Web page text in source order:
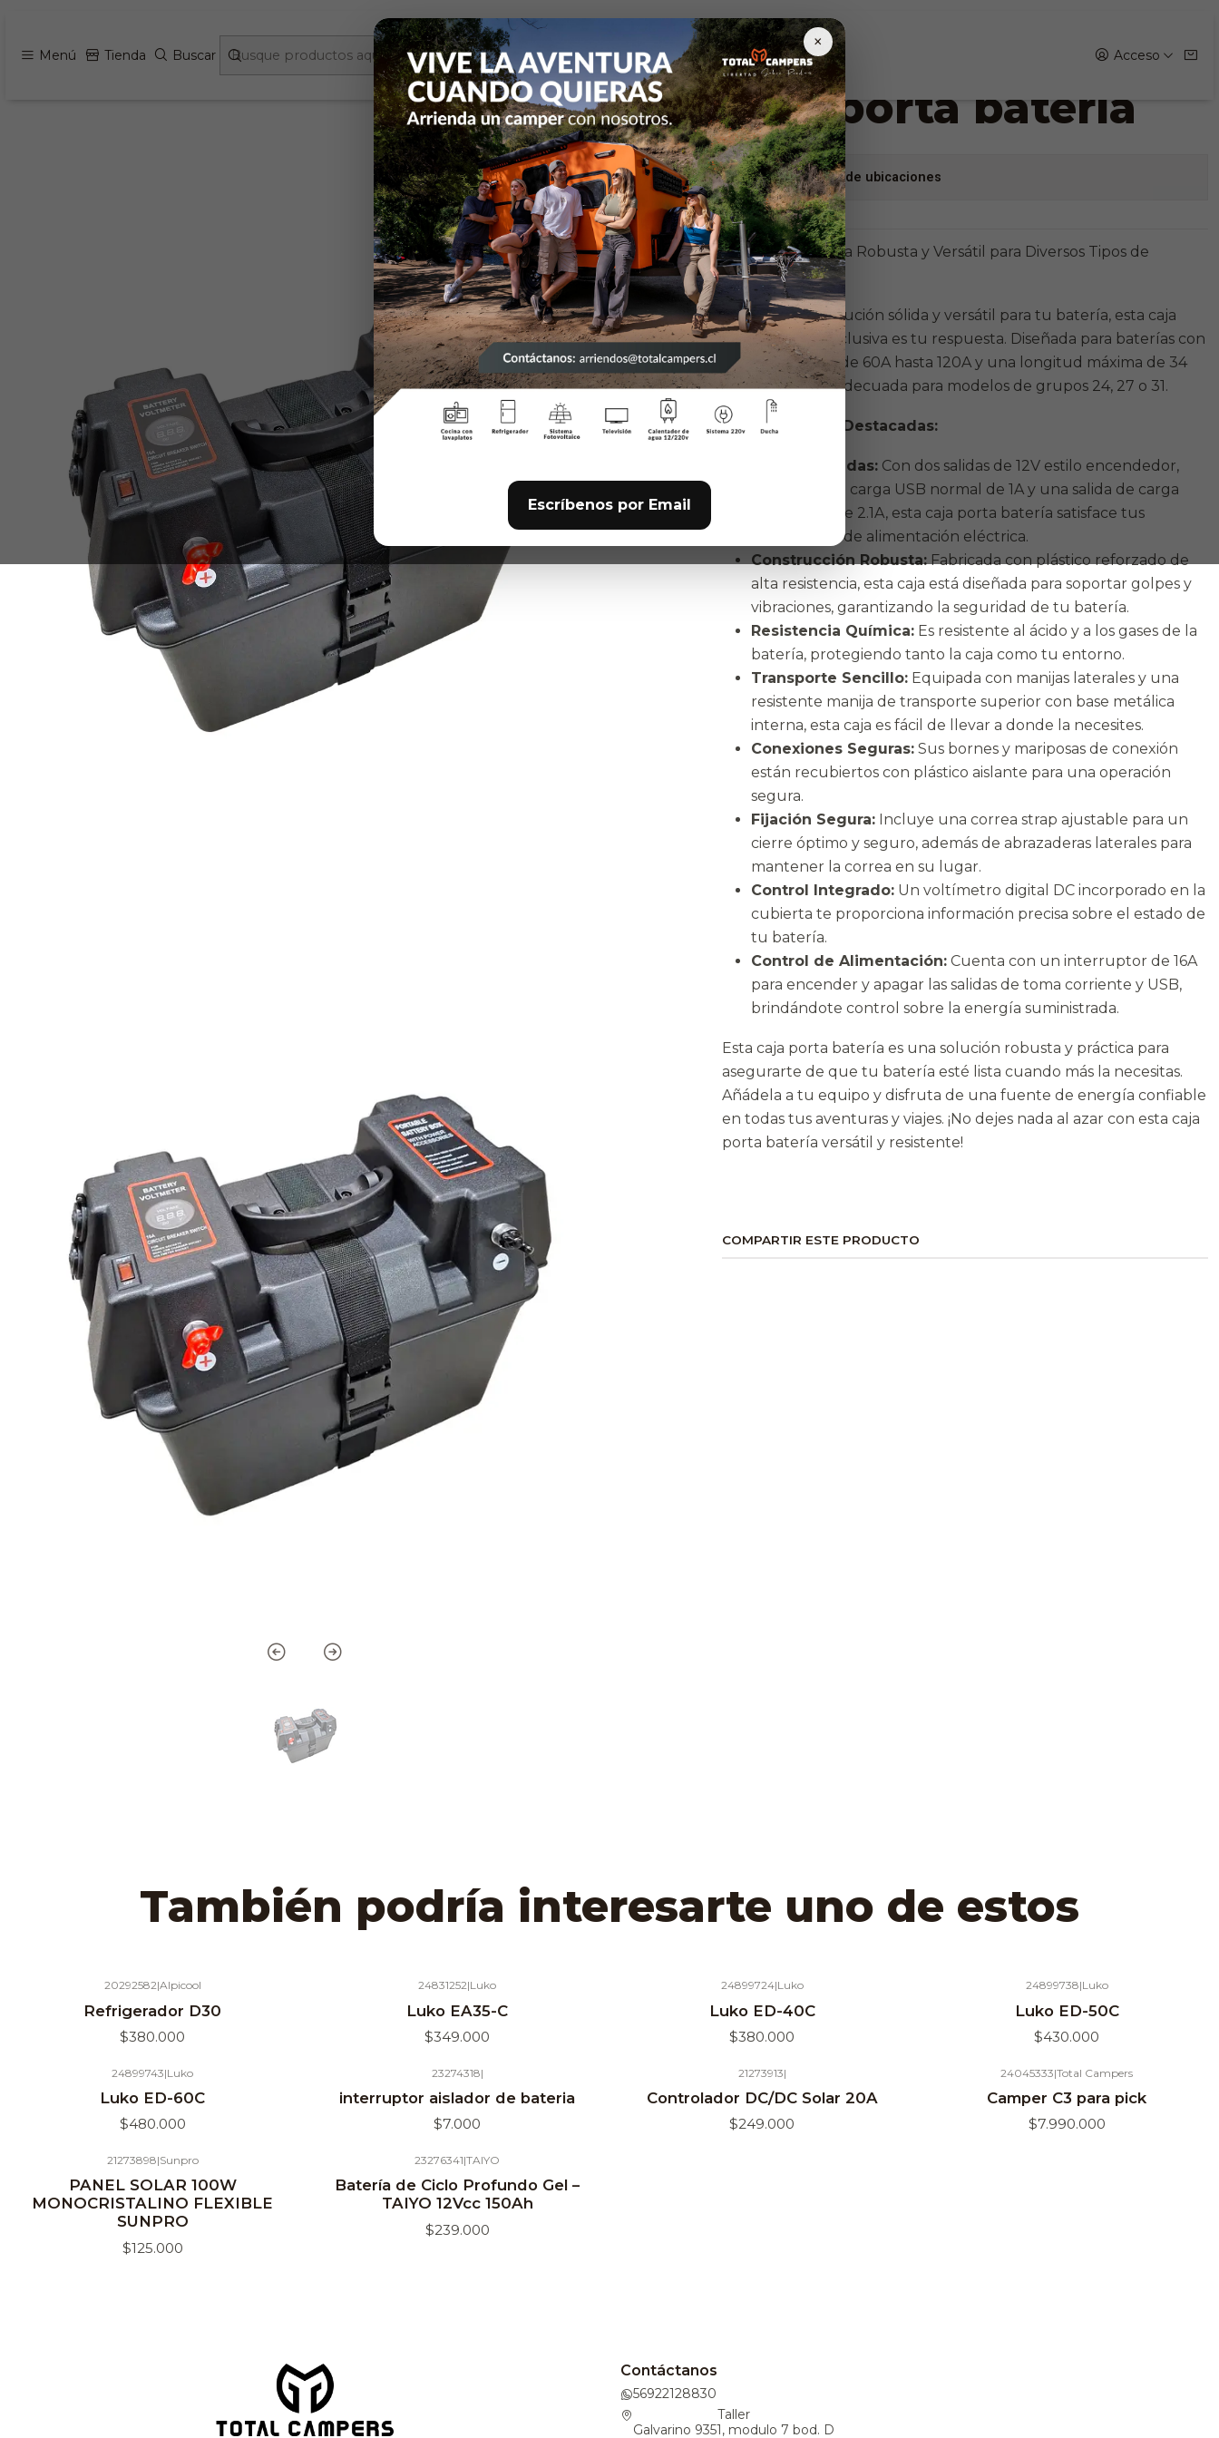
×
Escríbenos por Email
Menú Tienda Buscar Acceso
Energia Fotovoltaica e Insumos Electricos Bateria de Ciclo Profundo Caja porta batería
|
Caja porta batería
Mostrar stock de ubicaciones
DESCRIPCIÓN
Caja Porta batería Robusta y Versátil para Diversos Tipos de
Baterías
Si buscas una solución sólida y versátil para tu batería, esta caja
porta batería exclusiva es tu respuesta. Diseñada para baterías con
capacidades desde 60A hasta 120A y una longitud máxima de 34
cm, esta caja es adecuada para modelos de grupos 24, 27 o 31.
Características Destacadas:
Amplias Salidas: Con dos salidas de 12V estilo encendedor,
una salida de carga USB normal de 1A y una salida de carga
USB rápida de 2.1A, esta caja porta batería satisface tus
necesidades de alimentación eléctrica.
Construcción Robusta:Fabricada con plástico reforzado de
alta resistencia, esta caja está diseñada para soportar golpes y
vibraciones, garantizando la seguridad de tu batería.
Resistencia Química: Es resistente al ácido y a los gases de la
batería, protegiendo tanto la caja como tu entorno.
Transporte Sencillo: Equipada con manijas laterales y una
resistente manija de transporte superior con base metálica
interna, esta caja es fácil de llevar a donde la necesites.
Conexiones Seguras: Sus bornes y mariposas de conexión
están recubiertos con plástico aislante para una operación
segura.
Fijación Segura: Incluye una correa strap ajustable para un
cierre óptimo y seguro, además de abrazaderas laterales para
mantener la correa en su lugar.
Control Integrado: Un voltímetro digital DC incorporado en la
cubierta te proporciona información precisa sobre el estado de
tu batería.
Control de Alimentación: Cuenta con un interruptor de 16A
para encender y apagar las salidas de toma corriente y USB,
brindándote control sobre la energía suministrada.
Esta caja porta batería es una solución robusta y práctica para
asegurarte de que tu batería esté lista cuando más la necesitas.
Añádela a tu equipo y disfruta de una fuente de energía confiable
en todas tus aventuras y viajes. ¡No dejes nada al azar con esta caja
porta batería versátil y resistente!
COMPARTIR ESTE PRODUCTO
También podría interesarte uno de estos
20292582|Alpicool
Refrigerador D30
$380.000
24831252|Luko
Luko EA35-C
$349.000
24899724|Luko
Luko ED-40C
$380.000
24899738|Luko
Luko ED-50C
$430.000
24899743|Luko
Luko ED-60C
$480.000
23274318|
interruptor aislador de bateria
$7.000
21273913|
Controlador DC/DC Solar 20A
$249.000
24045333|Total Campers
Camper C3 para pick
$7.990.000
21273898|Sunpro
PANEL SOLAR 100W
MONOCRISTALINO FLEXIBLE
SUNPRO
$125.000
23276341|TAIYO
Batería de Ciclo Profundo Gel –
TAIYO 12Vcc 150Ah
$239.000
Contáctanos
56922128830
Taller
Galvarino 9351, modulo 7 bod. D